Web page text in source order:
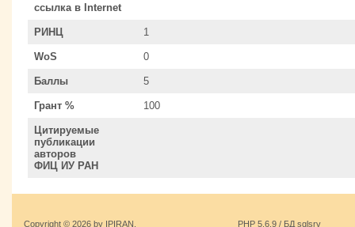
ссылка в Internet
РИНЦ 1
WoS 0
Баллы 5
Грант % 100
Цитируемые
публикации
авторов
ФИЦ ИУ РАН
Copyright © 2026 by IPIRAN.
PHP 5.6.9 / БД sqlsrv